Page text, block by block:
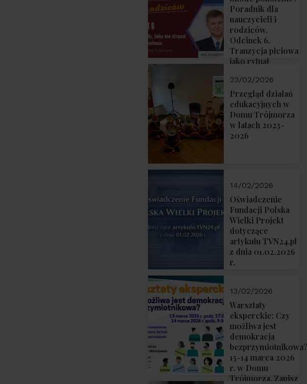
Poradnik dla
nauczycieli i
rodziców.
Odcinek 6.
Tranzycja płciowa
jako rytuał
Rozmawiają red.
Grzegorz Górny i
prof. Michał
Łuczewski
23/02/2026
Przegląd działań
edukacyjnych w
Domu Trójmorza
w latach 2023-
2026
14/02/2026
Oświadczenie
Fundacji Polska
Wielki Projekt
dotyczące
artykułu TVN24.pl
z dnia 01.02.2026
r.
13/02/2026
Warsztaty
eksperckie: Czy
możliwa jest
demokracja
13-14 marca 2026
r. w Domu
Trójmorza. Zapisz